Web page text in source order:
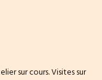
sur cours. Visites sur